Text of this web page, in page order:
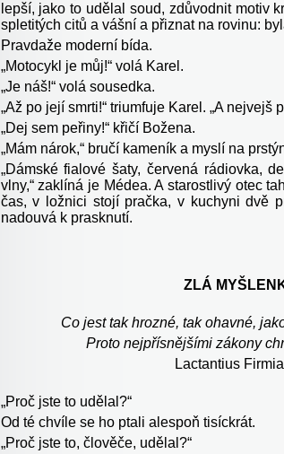
lepší, jako to udělal soud, zdůvodnit motiv
spletitých citů a vášní a přiznat na rovinu:
Pravdaže moderní bída.
„Motocykl je můj!“ volá Karel.
„Je náš!“ volá sousedka.
„Až po její smrti!“ triumfuje Karel. „A nejvejš
„Dej sem peřiny!“ křičí Božena.
„Mám nárok,“ bručí kameník a myslí na
„Dámské fialové šaty, červená rádiovka,
vlny,“ zaklíná je Médea. A starostlivý otec
čas, v ložnici stojí pračka, v kuchyni dvě
nadouvá k prasknutí.
ZLÁ
Co jest tak hrozné, tak ohavné,
Proto nejpřísnějšími zákony
Lactantius
„Proč jste to udělal?“
Od té chvíle se ho ptali alespoň tisíckrát.
„Proč jste to, člověče, udělal?“